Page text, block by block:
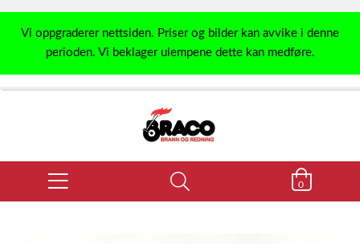
Vi oppgraderer nettsiden. Priser og bilder kan avvike i denne
perioden. Vi beklager ulempene dette kan medføre.
0